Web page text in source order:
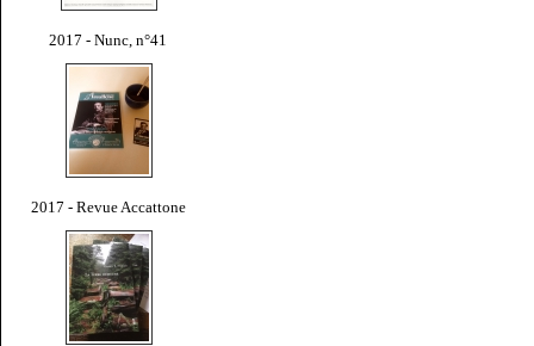
2017 - Nunc, n°41
2017 - Revue Accattone